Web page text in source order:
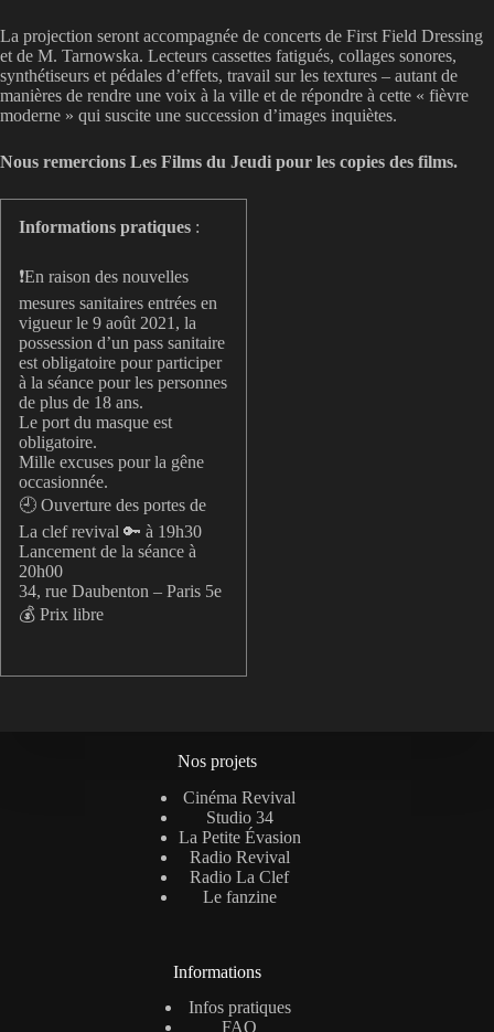
La projection seront accompagnée de concerts de First Field Dressing
et de M. Tarnowska. Lecteurs cassettes fatigués, collages sonores,
synthétiseurs et pédales d’effets, travail sur les textures – autant de
manières de rendre une voix à la ville et de répondre à cette « fièvre
moderne » qui suscite une succession d’images inquiètes.
Nous remercions Les Films du Jeudi pour les copies des films.
Informations pratiques :
❗En raison des nouvelles
mesures sanitaires entrées en
vigueur le 9 août 2021, la
possession d’un pass sanitaire
est obligatoire pour participer
à la séance pour les personnes
de plus de 18 ans.
Le port du masque est
obligatoire.
Mille excuses pour la gêne
occasionnée.
🕘 Ouverture des portes de
La clef revival 🔑 à 19h30
Lancement de la séance à
20h00
34, rue Daubenton – Paris 5e
💰 Prix libre
Nos projets
Cinéma Revival
Studio 34
La Petite Évasion
Radio Revival
Radio La Clef
Le fanzine
Informations
Infos pratiques
FAQ